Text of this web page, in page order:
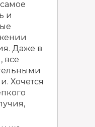
и
Даже в
все
Хочется